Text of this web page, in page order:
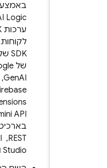
באמצעות
AI Logic
ערכות SDK של
לקוחות, ערכות
SDK של שרתים
של Google
Genkit
, ‏
Extensions
, ‏
Gemini API
, ‏ API
בארכיטקטורת
AI
וכו'.